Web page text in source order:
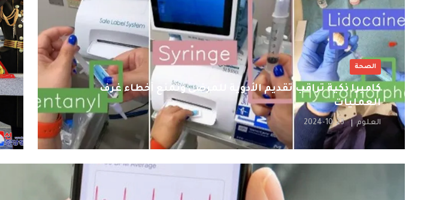
الصحة
كاميرا ذكية تراقب تقديم الأدوية للمرضى وتمنع أخطاء غرف
العمليات
العلوم 2024-10-23